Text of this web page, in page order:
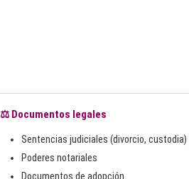
⚖️ Documentos legales
Sentencias judiciales (divorcio, custodia)
Poderes notariales
Documentos de adopción